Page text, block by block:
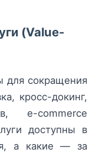
(Value-
для сокращения
кросс-докинг,
e-commerce
доступны в
а какие — за